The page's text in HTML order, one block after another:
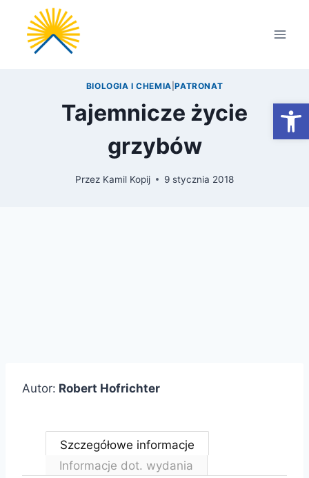
Przejdź
treści
BIOLOGIA I CHEMIA |PATRONAT
Tajemnicze życie
grzybów
Przez Kamil Kopij 9 stycznia 2018
Autor: Robert Hofrichter
Szczegółowe informacje
Informacje dot. wydania